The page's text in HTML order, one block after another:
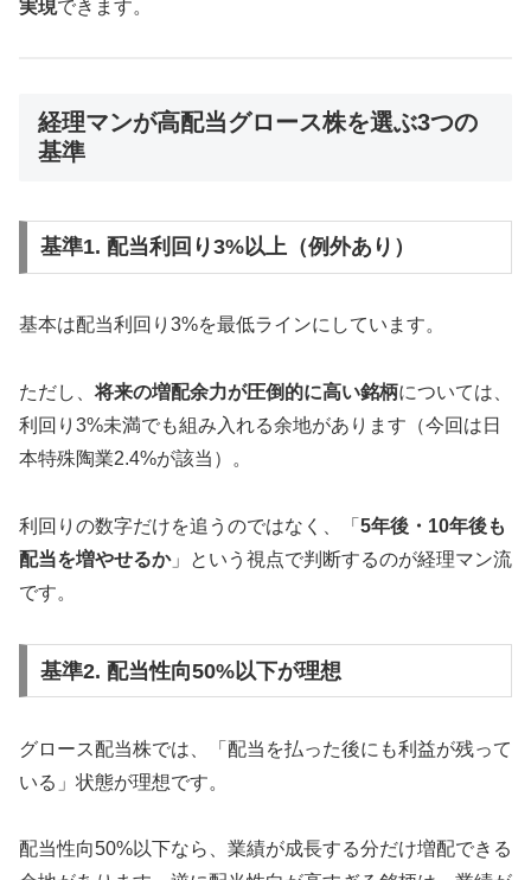
実現できます。
経理マンが高配当グロース株を選ぶ3つの
基準
基準1. 配当利回り3%以上（例外あり）
基本は配当利回り3%を最低ラインにしています。
ただし、将来の増配余力が圧倒的に高い銘柄については、
利回り3%未満でも組み入れる余地があります（今回は日
本特殊陶業2.4%が該当）。
利回りの数字だけを追うのではなく、「 5年後・10年後も
配当を増やせるか」という視点で判断するのが経理マン流
です。
基準2. 配当性向50%以下が理想
グロース配当株では、「配当を払った後にも利益が残って
いる」状態が理想です。
配当性向50%以下なら、業績が成長する分だけ増配できる